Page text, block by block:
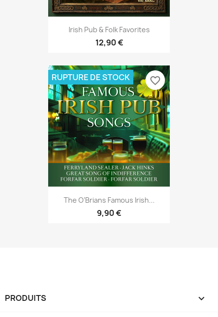
Irish Pub & Folk Favorites
12,90 €
The O’Brians Famous Irish...
9,90 €
RUPTURE DE STOCK favorite_border
PRODUITS 